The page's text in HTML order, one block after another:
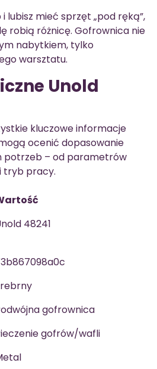
lubisz mieć sprzęt „pod ręką”,
robią różnicę. Gofrownica nie
nabytkiem, tylko
warsztatu.
Unold
kluczowe informacje
ocenić dopasowanie
potrzeb – od parametrów
tryb pracy.
48241
gofrownica
gofrów/wafli